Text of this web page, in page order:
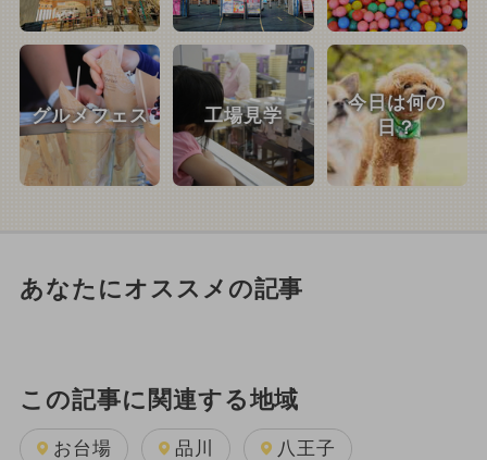
グルメフェス 工場見学
今日は何の
日？
あなたにオススメの記事
この記事に関連する地域
お台場 品川 八王子